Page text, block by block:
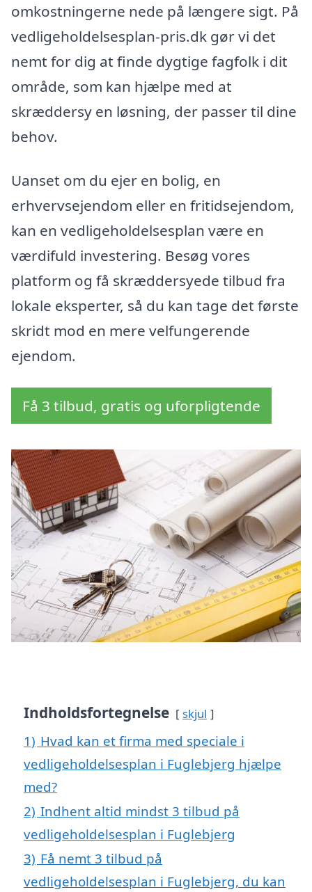
omkostningerne nede på længere sigt. På
vedligeholdelsesplan-pris.dk gør vi det
nemt for dig at finde dygtige fagfolk i dit
område, som kan hjælpe med at
skræddersy en løsning, der passer til dine
behov.
Uanset om du ejer en bolig, en
erhvervsejendom eller en fritidsejendom,
kan en vedligeholdelsesplan være en
værdifuld investering. Besøg vores
platform og få skræddersyede tilbud fra
lokale eksperter, så du kan tage det første
skridt mod en mere velfungerende
ejendom.
Få 3 tilbud, gratis og uforpligtende
Indholdsfortegnelse skjul
1) Hvad kan et firma med speciale i
vedligeholdelsesplan i Fuglebjerg hjælpe
med?
2) Indhent altid mindst 3 tilbud på
vedligeholdelsesplan i Fuglebjerg
3) Få nemt 3 tilbud på
vedligeholdelsesplan i Fuglebjerg, du kan